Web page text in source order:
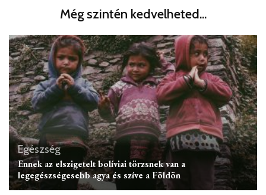
Még szintén kedvelheted...
Egészség
Ennek az elszigetelt bolíviai törzsnek van a
legegészségesebb agya és szíve a Földön